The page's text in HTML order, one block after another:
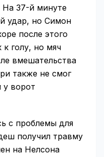
37-й минуте
удар, но Симон
после этого
голу, но мяч
вмешательства
также не смог
у ворот
с проблемы для
получил травму
на Нелсона